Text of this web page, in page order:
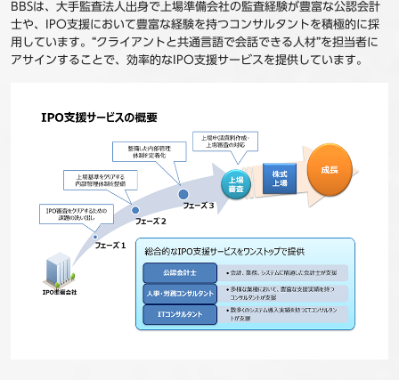
BBSは、大手監査法人出身で上場準備会社の監査経験が豊富な公認会計
士や、IPO支援において豊富な経験を持つコンサルタントを積極的に採
用しています。“クライアントと共通言語で会話できる人材”を担当者に
アサインすることで、効率的なIPO支援サービスを提供しています。